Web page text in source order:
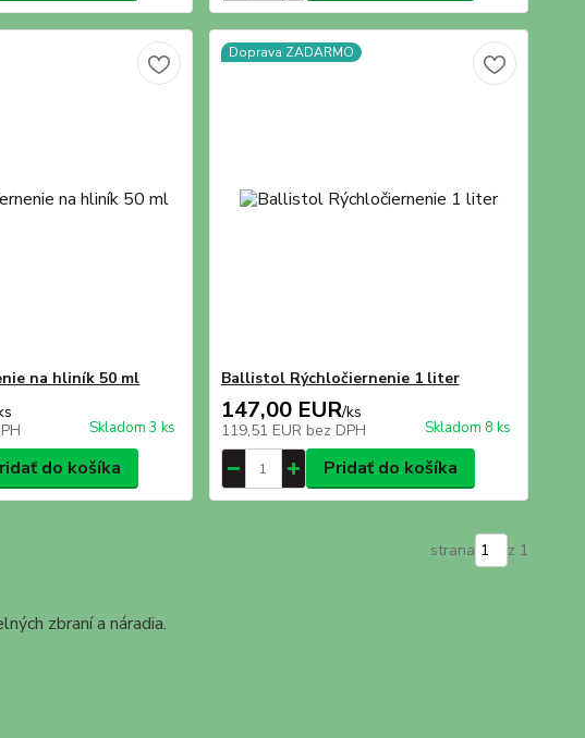
na hliník 50 ml
Skladom 3 ks
do košíka
Doprava ZADARMO
Ballistol Rýchločiernenie 1 liter
147,00 EUR/ks
119,51 EUR bez DPH Skladom 8 ks
Pridať do košíka
strana z 1
zbraní a náradia.